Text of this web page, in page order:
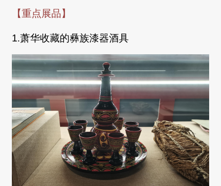
【重点展品】
1.萧华收藏的彝族漆器酒具